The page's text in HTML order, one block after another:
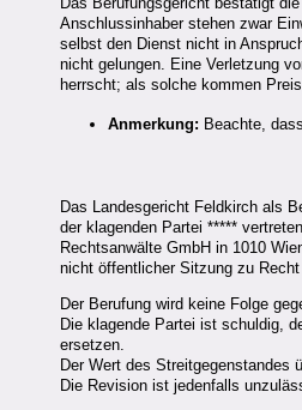
Anschlussinhaber stehen zwar
selbst den Dienst nicht in
nicht gelungen. Eine Verletzung
herrscht; als solche kommen
Anmerkung: Beachte,
Das Landesgericht Feldkirch als
der klagenden Partei *****
Rechtsanwälte GmbH in 1010
nicht öffentlicher Sitzung zu
Der Berufung wird keine Folge
Die klagende Partei ist schuldig,
ersetzen.
Der Wert des Streitgegenstandes
Die Revision ist jedenfalls